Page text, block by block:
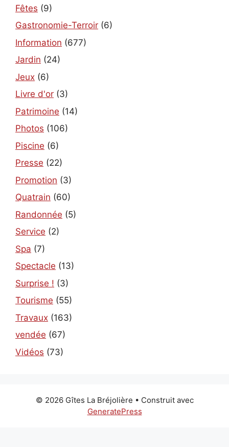
Fêtes (9)
Gastronomie-Terroir (6)
Information (677)
Jardin (24)
Jeux (6)
Livre d'or (3)
Patrimoine (14)
Photos (106)
Piscine (6)
Presse (22)
Promotion (3)
Quatrain (60)
Randonnée (5)
Service (2)
Spa (7)
Spectacle (13)
Surprise ! (3)
Tourisme (55)
Travaux (163)
vendée (67)
Vidéos (73)
© 2026 Gîtes La Bréjolière • Construit avec
GeneratePress